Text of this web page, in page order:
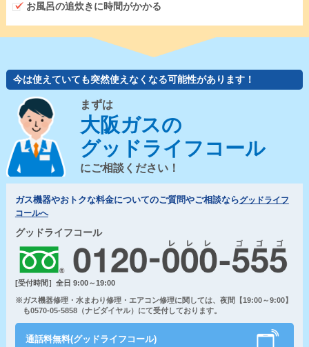
お風呂の追炊きに時間がかかる
今は使えていても突然使えなくなる可能性があります！
まずは
大阪ガスの
グッドライフコール
にご相談ください！
ガス機器やおトクな料金についてのご質問やご相談ならグッドライフ
コールへ
グッドライフコール
[受付時間］全日 9:00～19:00
※ガス機器修理・水まわり修理・エアコン修理に関しては、夜間【19:00～9:00】
も0570-05-5858（ナビダイヤル）にて受付しております。
通話料無料(グッドライフコール)